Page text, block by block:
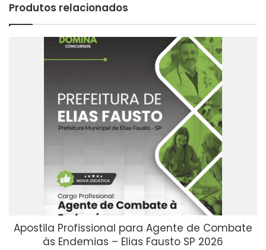
Produtos relacionados
Apostila Profissional para Agente de Combate
às Endemias – Elias Fausto SP 2026